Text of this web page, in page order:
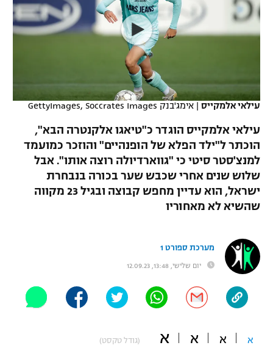
רץ ברשת
תוצאות
לוח שידורים
ברחבה
"מעל הליגה" – פודקאסט
"מחצית בשכונה" – פודקאסט
משתתפים וזוכים בפרסים
נבחרת ישראל
מכבי תל אביב
הפועל תל אביב
הפועל חיפה
הפועל באר שבע
בני יהודה
ליגה צרפתית
ליגה טורקית
ליגה סינית
ליגה ברזילאית
כדורסל נשים
מכבי תל אביב
הפועל ירושלים
דני אבדיה
יורוליג
טניס
כדורעף
שחייה
ג'ודו
אגרוף
ספורט אולימפי
UFC
היאבקות WWE
אופניים
עילאי אלמקייס | אימג'בנק GettyImages, Soccrates Images
עילאי אלמקייס הוגדר כ"טיאגו אלקנטרה הבא",
הוכתר ל"ילד הפלא של הופנהיים" והוזכר כמועמד
למנצ'סטר סיטי כי "גווארדיולה רוצה אותו". אבל
שלוש שנים אחרי שכבש שער בכורה בנבחרת
ישראל, הוא עדיין מחפש קבוצה ובגיל 23 מקווה
שהשיא לא מאחוריו
מערכת ספורט 1
יום שלישי, 13:48, 12.09.23
א א א א (גודל טקסט)